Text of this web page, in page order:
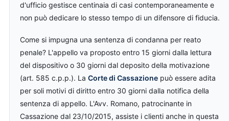
d'ufficio gestisce centinaia di casi contemporaneamente e
non può dedicare lo stesso tempo di un difensore di fiducia.
Come si impugna una sentenza di condanna per reato
penale? L'appello va proposto entro 15 giorni dalla lettura
del dispositivo o 30 giorni dal deposito della motivazione
(art. 585 c.p.p.). La Corte di Cassazione può essere adita
per soli motivi di diritto entro 30 giorni dalla notifica della
sentenza di appello. L'Avv. Romano, patrocinante in
Cassazione dal 23/10/2015, assiste i clienti anche in questa